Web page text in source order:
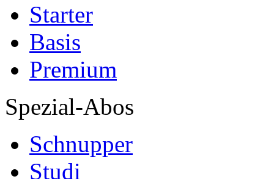
Starter
Basis
Premium
Spezial-Abos
Schnupper
Studi